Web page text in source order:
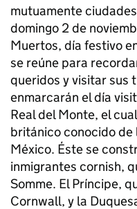
mutuamente
domingo 2 de
Muertos, día festivo
se reúne para
queridos y visitar sus
enmarcarán el día
Real del Monte, el
británico conocido de
México. Éste se
inmigrantes cornish,
Somme. El Príncipe,
Cornwall, y la